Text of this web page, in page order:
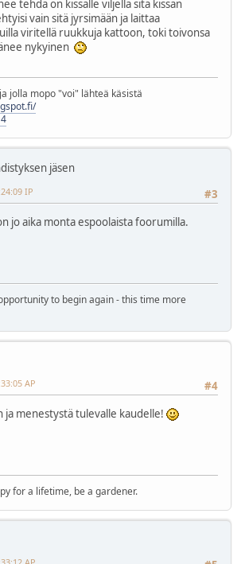
tehdä on kissalle viljellä sitä kissan
vain sitä jyrsimään ja laittaa
viritellä ruukkuja kattoon, toki toivonsa
nykyinen
jolla mopo "voi" lähteä käsistä
jäsen
#3
IP
jo aika monta espoolaista foorumilla.
to begin again - this time more
#4
AP
ja menestystä tulevalle kaudelle!
for a lifetime, be a gardener.